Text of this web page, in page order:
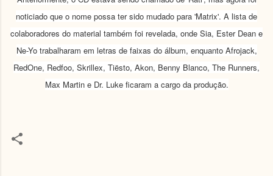
noticiado que o nome possa ter sido mudado para 'Matrix'. A lista de
colaboradores do material também foi revelada, onde Sia, Ester Dean e
Ne-Yo trabalharam em letras de faixas do álbum, enquanto Afrojack,
RedOne, Redfoo, Skrillex, Tiësto, Akon, Benny Blanco, The Runners,
Max Martin e Dr. Luke ficaram a cargo da produção.